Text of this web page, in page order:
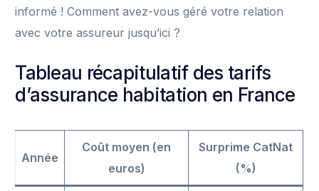
informé ! Comment avez-vous géré votre relation
avec votre assureur jusqu’ici ?
Tableau récapitulatif des tarifs
d’assurance habitation en France
Année
Coût moyen (en
euros)
Surprime CatNat
(%)